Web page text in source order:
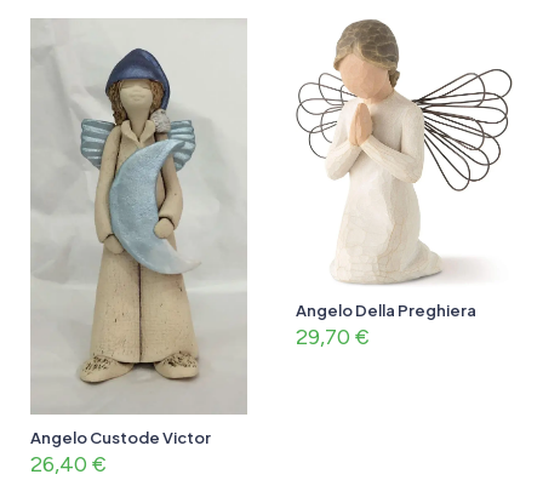
Angelo Custode Victor
26,40 €
Angelo Della Preghiera
29,70 €